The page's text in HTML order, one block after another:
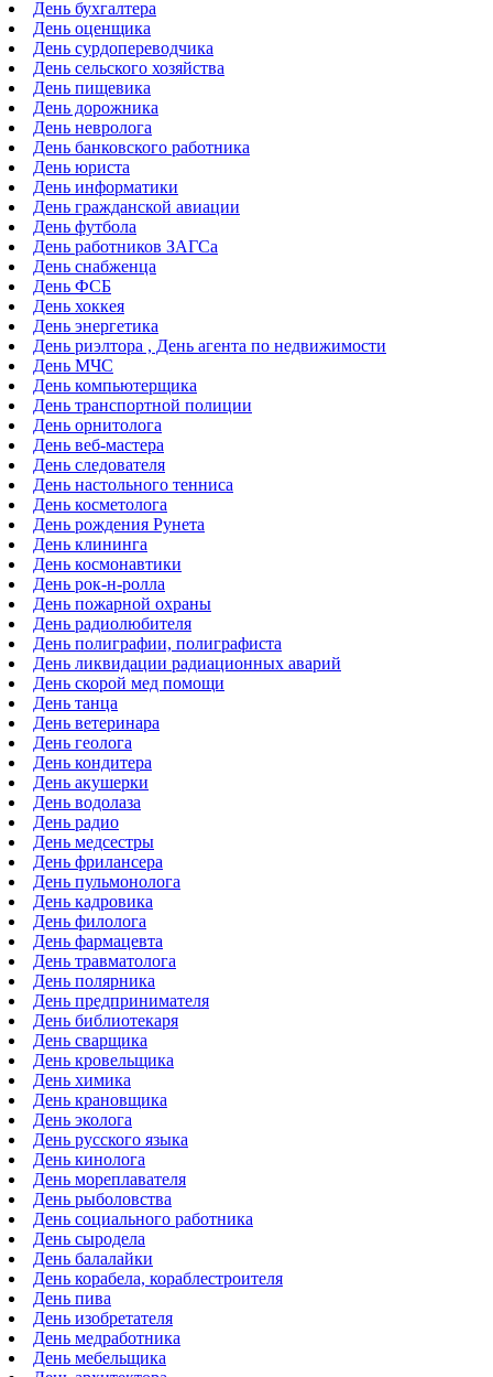
День бухгалтера
День оценщика
День сурдопереводчика
День сельского хозяйства
День пищевика
День дорожника
День невролога
День банковского работника
День юриста
День информатики
День гражданской авиации
День футбола
День работников ЗАГСа
День снабженца
День ФСБ
День хоккея
День энергетика
День риэлтора , День агента по недвижимости
День МЧС
День компьютерщика
День транспортной полиции
День орнитолога
День веб-мастера
День следователя
День настольного тенниса
День косметолога
День рождения Рунета
День клининга
День космонавтики
День рок-н-ролла
День пожарной охраны
День радиолюбителя
День полиграфии, полиграфиста
День ликвидации радиационных аварий
День скорой мед помощи
День танца
День ветеринара
День геолога
День кондитера
День акушерки
День водолаза
День радио
День медсестры
День фрилансера
День пульмонолога
День кадровика
День филолога
День фармацевта
День травматолога
День полярника
День предпринимателя
День библиотекаря
День сварщика
День кровельщика
День химика
День крановщика
День эколога
День русского языка
День кинолога
День мореплавателя
День рыболовства
День социального работника
День сыродела
День балалайки
День корабела, кораблестроителя
День пива
День изобретателя
День медработника
День мебельщика